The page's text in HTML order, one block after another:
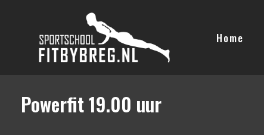
Home
Powerfit 19.00 uur